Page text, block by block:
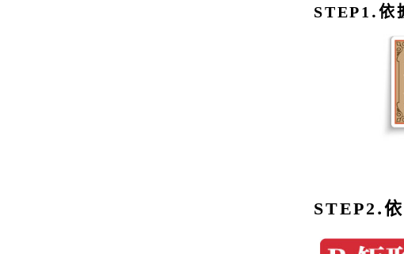
STEP1 .依
STEP2 .